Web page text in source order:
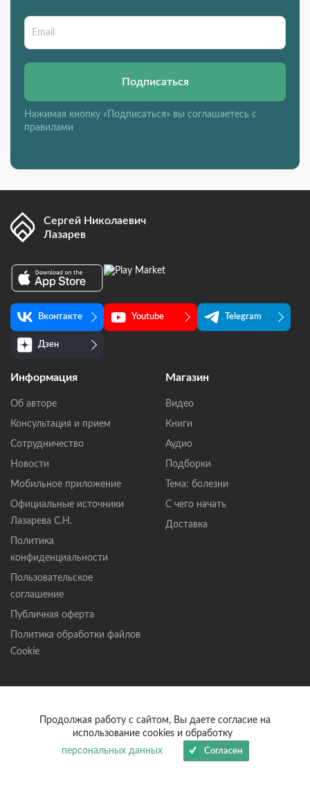
Подписаться
Нажимая кнопку «Подписаться» вы соглашаетесь с
правилами
Сергей Николаевич
Лазарев
Вконтакте Youtube Telegram
Дзен
Информация
Об авторе
Консультация и прием
Сотрудничество
Новости
Мобильное приложение
Официальные источники
Лазарева С.Н.
Политика
конфиденциальности
Пользовательское
соглашение
Публичная оферта
Политика обработки файлов
Cookie
Магазин
Видео
Книги
Аудио
Подборки
Тема: болезни
С чего начать
Доставка
Все новости
От С. Н. Лазарева
Частые вопросы
Где купить
help@lazarev.ru
Продолжая работу с сайтом, Вы даете согласие на
использование cookies и обработку
персональных данных
Согласен